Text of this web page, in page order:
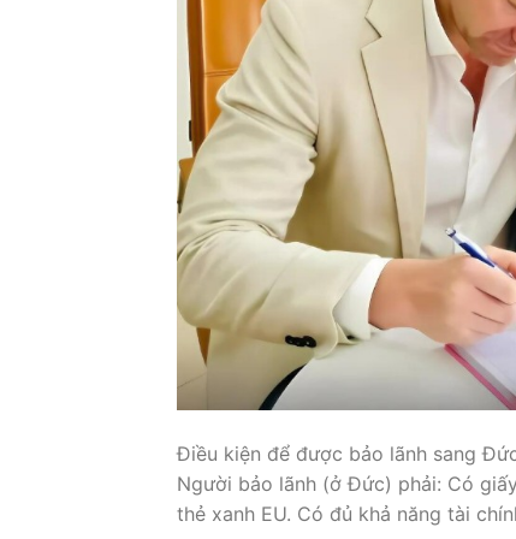
Điều kiện để được bảo lãnh sang
Người bảo lãnh (ở Đức) phải: Có
thẻ xanh EU. Có đủ khả năng tài